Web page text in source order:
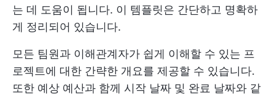
는 데 도움이 됩니다. 이 템플릿은 간단하고 명확하
게 정리되어 있습니다.
모든 팀원과 이해관계자가 쉽게 이해할 수 있는 프
로젝트에 대한 간략한 개요를 제공할 수 있습니다.
또한 예상 예산과 함께 시작 날짜 및 완료 날짜와 같